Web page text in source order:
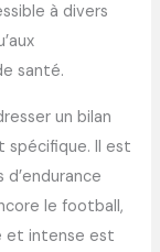
à divers
santé.
un bilan
spécifique. Il est
le football,
et intense est